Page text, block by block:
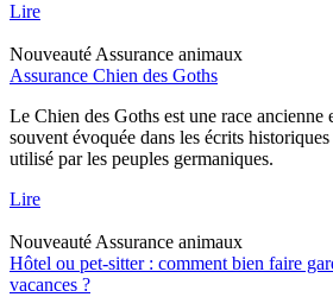
Lire
NouveautéAssurance animaux
Assurance Chien des Goths
Le Chien des Goths est une race ancienne
souvent évoquée dans les écrits
utilisé par les peuples germaniques.
Lire
NouveautéAssurance animaux
Hôtel ou pet-sitter : comment bien faire
vacances ?